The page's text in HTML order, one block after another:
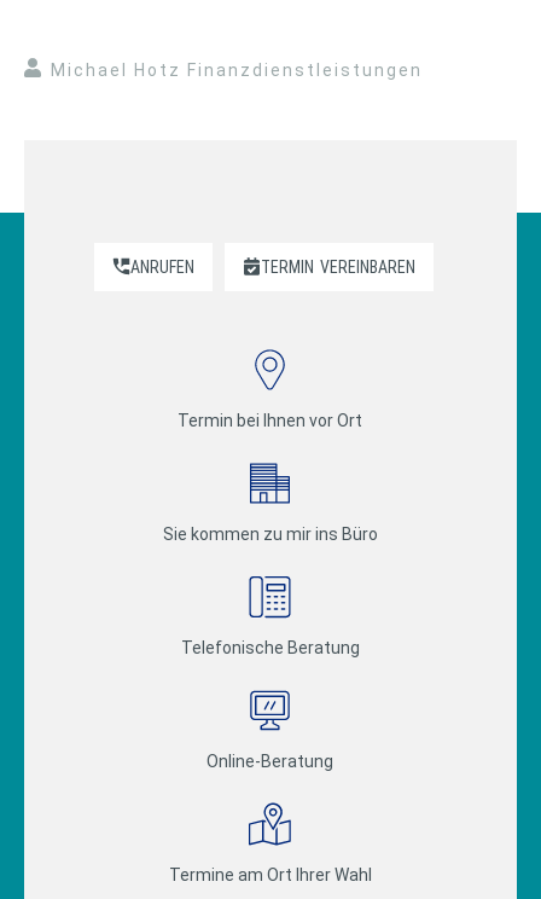
Michael Hotz Finanzdienstleistungen
ANRUFEN TERMIN VEREINBAREN
Termin bei Ihnen vor Ort
Sie kommen zu mir ins Büro
Telefonische Beratung
Online-Beratung
Termine am Ort Ihrer Wahl